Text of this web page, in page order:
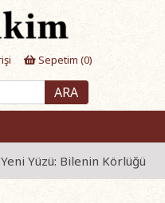
Sepetim (0)
ARA
Yüzü: Bilenin Körlüğü